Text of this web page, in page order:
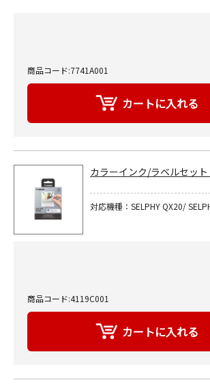
商品コード:7741A001
カラーインク/ラベルセッ
対応機種：SELPHY QX20/
商品コード:4119C001